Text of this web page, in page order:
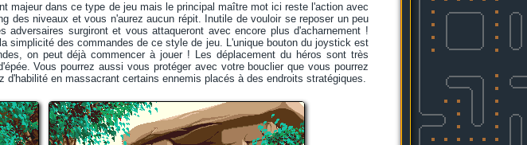
majeur dans ce type de jeu mais le principal maître mot ici reste l'action avec
des niveaux et vous n'aurez aucun répit. Inutile de vouloir se reposer un peu
surgiront et vous attaqueront avec encore plus d'acharnement !
simplicité des commandes de ce style de jeu. L'unique bouton du joystick est
on peut déjà commencer à jouer ! Les déplacement du héros sont très
Vous pourrez aussi vous protéger avec votre bouclier que vous pourrez
en massacrant certains ennemis placés à des endroits stratégiques.